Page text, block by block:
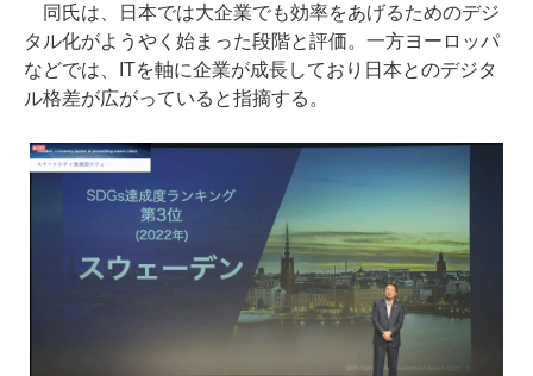
同氏は、日本では大企業でも効率をあげるためのデジ
タル化がようやく始まった段階と評価。一方ヨーロッパ
などでは、ITを軸に企業が成長しており日本とのデジタ
ル格差が広がっていると指摘する。